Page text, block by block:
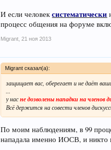
И если человексистематически
процесс общения на форуме
Migrant 21 ноя 2013
Migrant сказал(а):
защищает вас, оберегает и не даёт
...
у насне дозволены нападки на членов
Всё держится на совести членов
По моим наблюдениям, в 99
нападала именно ИОСВ, и никто